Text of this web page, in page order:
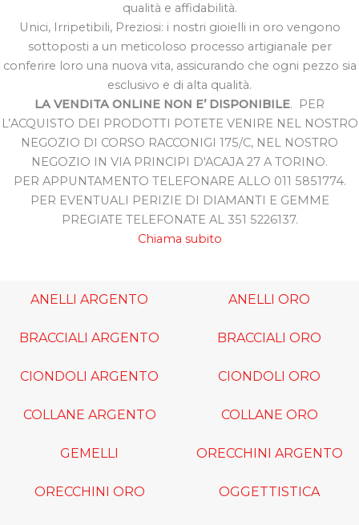
qualità e affidabilità.
Unici, Irripetibili, Preziosi: i nostri gioielli in oro vengono
sottoposti a un meticoloso processo artigianale per
conferire loro una nuova vita, assicurando che ogni pezzo sia
esclusivo e di alta qualità.
LA VENDITA ONLINE NON E’ DISPONIBILE. PER
L’ACQUISTO DEI PRODOTTI POTETE VENIRE NEL NOSTRO
NEGOZIO DI CORSO RACCONIGI 175/C, NEL NOSTRO
NEGOZIO IN VIA PRINCIPI D'ACAJA 27 A TORINO.
PER APPUNTAMENTO TELEFONARE ALLO 011 5851774.
PER EVENTUALI PERIZIE DI DIAMANTI E GEMME
PREGIATE TELEFONATE AL 351 5226137.
Chiama subito
ANELLI ARGENTO ANELLI ORO
BRACCIALI ARGENTO BRACCIALI ORO
CIONDOLI ARGENTO CIONDOLI ORO
COLLANE ARGENTO COLLANE ORO
GEMELLI ORECCHINI ARGENTO
ORECCHINI ORO OGGETTISTICA